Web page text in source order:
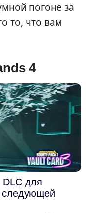
погоне за
то, что вам
4
DLC для
следующей